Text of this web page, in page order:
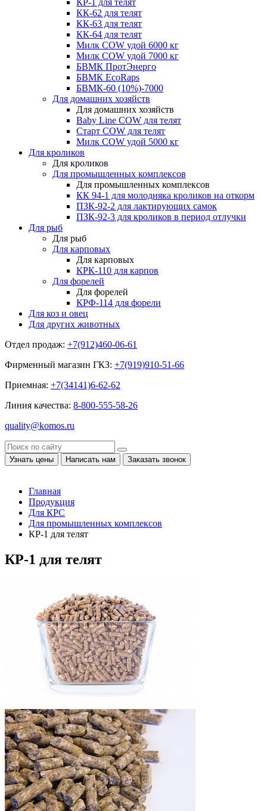
КР-1 для телят
КК-62 для телят
КК-63 для телят
КК-64 для телят
Милк COW удой 6000 кг
Милк COW удой 7000 кг
БВМК ПротЭнерго
БВМК EcoRaps
БВМК-60 (10%)-7000
Для домашних хозяйств
Для домашних хозяйств
Baby Line COW для телят
Старт COW для телят
Милк COW удой 5000 кг
Для кроликов
Для кроликов
Для промышленных комплексов
Для промышленных комплексов
КК 94-1 для молодняка кроликов на откорм
ПЗК-92-2 для лактирующих самок
ПЗК-92-3 для кроликов в период отлучки
Для рыб
Для рыб
Для карповых
Для карповых
КРК-110 для карпов
Для форелей
Для форелей
КРФ-114 для форели
Для коз и овец
Для других животных
Отдел продаж: +7(912)460-06-61
Фирменный магазин ГКЗ: +7(919)910-51-66
Приемная: +7(34141)6-62-62
Линия качества: 8-800-555-58-26
quality@komos.ru
Узнать цены Написать нам Заказать звонок
Главная
Продукция
Для КРС
Для промышленных комплексов
КР-1 для телят
КР-1 для телят